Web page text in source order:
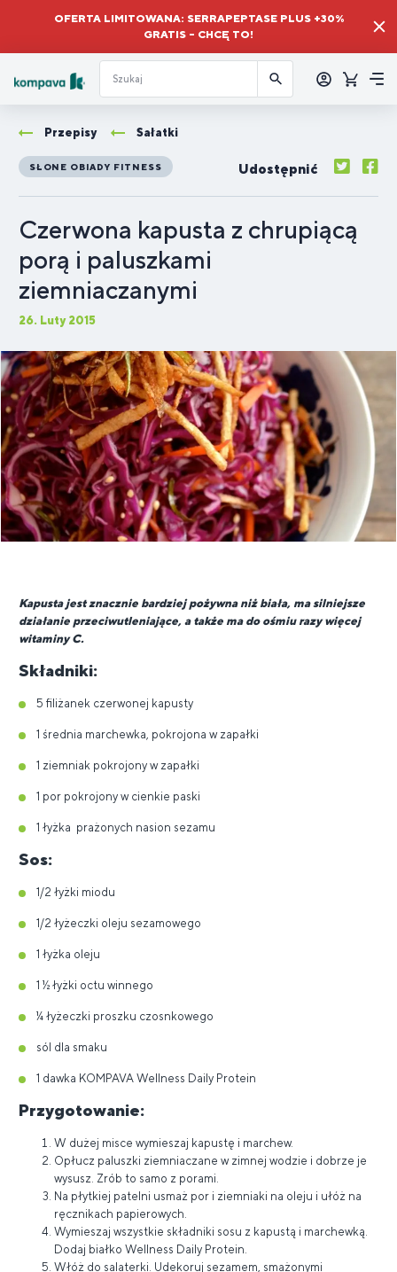
OFERTA LIMITOWANA: SERRAPEPTASE PLUS +30%
GRATIS – CHCĘ TO!
się
Koszyk
Przepisy Sałatki
SŁONE OBIADY FITNESS Udostępnić
Czerwona kapusta z chrupiącą
porą i paluszkami
ziemniaczanymi
26. Luty 2015
Kapusta jest znacznie bardziej pożywna niż biała, ma silniejsze
działanie przeciwutleniające, a także ma do ośmiu razy więcej
witaminy C.
Składniki:
5 filiżanek czerwonej kapusty
1 średnia marchewka, pokrojona w zapałki
1 ziemniak pokrojony w zapałki
1 por pokrojony w cienkie paski
1 łyżka prażonych nasion sezamu
Sos:
1/2 łyżki miodu
1/2 łyżeczki oleju sezamowego
1 łyżka oleju
1 ½ łyżki octu winnego
¼ łyżeczki proszku czosnkowego
sól dla smaku
1 dawka KOMPAVA Wellness Daily Protein
Przygotowanie:
W dużej misce wymieszaj kapustę i marchew.
Opłucz paluszki ziemniaczane w zimnej wodzie i dobrze je
wysusz. Zrób to samo z porami.
Na płytkiej patelni usmaż por i ziemniaki na oleju i ułóż na
ręcznikach papierowych.
Wymieszaj wszystkie składniki sosu z kapustą i marchewką.
Dodaj białko Wellness Daily Protein.
Włóż do salaterki. Udekoruj sezamem, smażonymi